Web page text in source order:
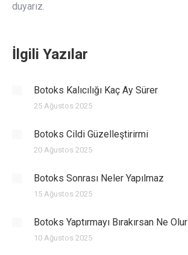
duyarız.
İlgili Yazılar
Botoks Kalıcılığı Kaç Ay Sürer
25 Ağustos 2025
Botoks Cildi Güzelleştirirmi
20 Ağustos 2025
Botoks Sonrası Neler Yapılmaz
15 Ağustos 2025
Botoks Yaptırmayı Bırakırsan Ne Olur
10 Ağustos 2025